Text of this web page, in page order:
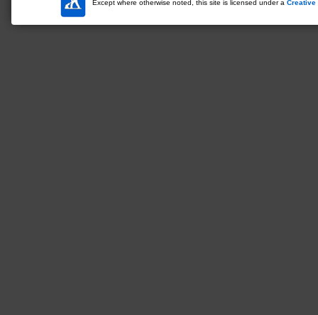
Except where otherwise noted, this site is licensed under a Creative